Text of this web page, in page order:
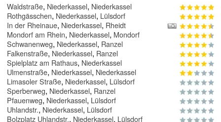
Waldstraße, Niederkassel, Niederkassel
Rothgässchen, Niederkassel, Lülsdorf
In der Rheinaue, Niederkassel, Rheidt
Mondorf am Rhein, Niederkassel, Mondorf
Schwanenweg, Niederkassel, Ranzel
Falkenstraße, Niederkassel, Ranzel
Spielplatz am Rathaus, Niederkassel
Ulmenstraße, Niederkassel, Niederkassel
Limasoler Straße, Niederkassel, Lülsdorf
Sperberweg, Niederkassel, Ranzel
Pfauenweg, Niederkassel, Lülsdorf
Uhlandstr., Niederkassel, Lülsdorf
Bolzplatz Uhlandstr., Niederkassel, Lülsdorf